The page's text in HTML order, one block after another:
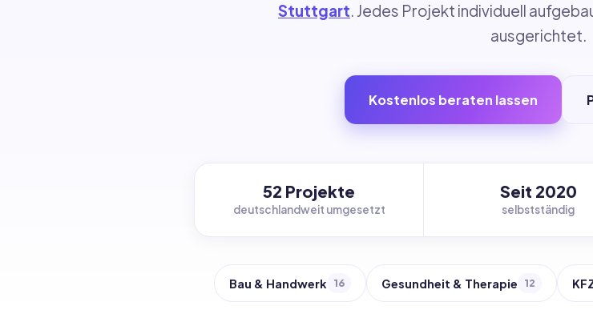
Stuttgart. Jedes Projekt individuell
ausgerichtet.
Kostenlos beraten lassen
52 Projekte
deutschlandweit umgesetzt
Seit 2020
selbstständig
Bau & Handwerk 16 Gesundheit & Therapie 12